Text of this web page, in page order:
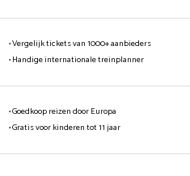
• Vergelijk tickets van 1000+ aanbieders
• Handige internationale treinplanner
• Goedkoop reizen door Europa
• Gratis voor kinderen tot 11 jaar